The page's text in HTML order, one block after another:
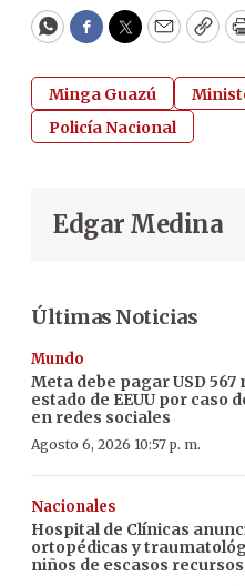
WhatsApp
Facebook
Twitter
Email
Minga Guazú
Policía Nacional
Edgar Medina
Últimas Noticias
Mundo
Meta debe pagar USD 567
estado de EEUU por caso
en redes sociales
Agosto 6, 2026 10:57 p. m.
Nacionales
Hospital de Clínicas
ortopédicas y
niños de escasos recursos